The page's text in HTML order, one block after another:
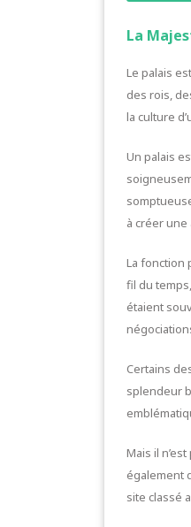
La
Le palais
des rois,
la culture
Un palais
à créer
La fonction
fil du
étaient
Certains
splendeur
Mais il
également
site classé